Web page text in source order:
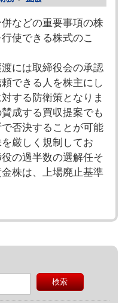
などの重要事項の株
使できる株式のこ
には取締役会の承認
できる人を株主にし
する防衛策となりま
成する買収提案でも
否決することが可能
厳しく規制してお
の過半数の選解任そ
株は、上場廃止基準